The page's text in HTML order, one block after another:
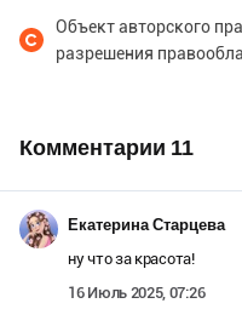
Объект авторского
разрешения
Комментарии 11
Екатерина Старцева
ну что за красота!
16 Июль 2025, 07:26